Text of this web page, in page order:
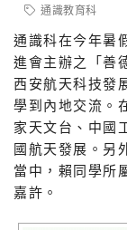
通識科
通識教育科
通識科在今年暑
進會主辦之「善
西安航天科技發
學到內地交流。
家天文台、中國
國航天發展。另
當中，賴同學所
嘉許。